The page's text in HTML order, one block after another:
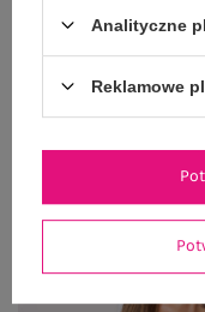
Analityczne
Reklamowe